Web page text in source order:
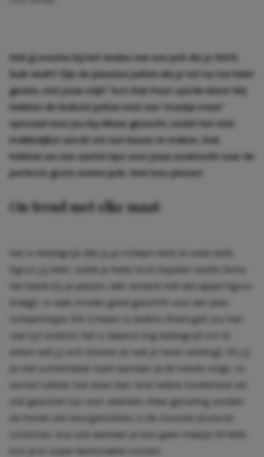
Heb jij moeite bij het vinden van een jurk die je 100%
leuk vindt? Zijn de plussize jurken die je tot nu toe hebt
gezien, niet jouw stijl?
Turn that frown upside down ! Wij
hebben de leukste jurken met een ‘maatje meer’
speciaal voor jou bij elkaar gezocht, zodat het veel
makkelijker wordt om een keuze te maken.
Ook
hebben we een aantal tips voor jouw zoektocht naar de
perfecte grote maten jurk. Veel lees plezier!
On trend met elke maat
Het is belangrijk dat jij je lichaam kent en weet welk
figuur jij hebt, zodat je beter kunt bepalen welke items
het beste bij je passen. Wat iemand met een appel figuur
draagt, is vaak minder goed geschikt voor een peer
lichaamstype. Elk lichaam is anders (
thank god, zou heel
saai zijn anders!)
, het is daarom erg belangrijk om te
weten wat jij wilt showen en wat je liever verbergt. Als jij
je niet comfortabel voelt wanneer je de trends volgt,
worries
! Lekker niet doen dan. Niet iedere modetrend zal
ook geschikt zijn voor iedereen. Maar gelukkig worden
de trends wel doorgetrokken in de mooiste plussize
collecties, dus ook wanneer je dus geen maatje 34 hebt
kun je er super fashionable uitzien!